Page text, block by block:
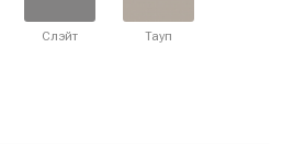
Слэйт Тауп